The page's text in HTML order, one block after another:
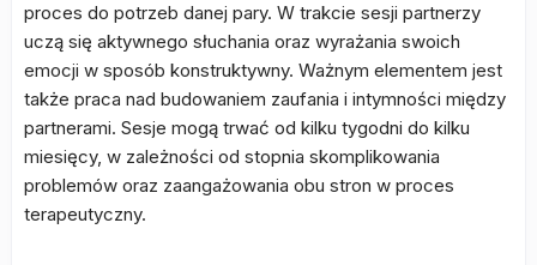
proces do potrzeb danej pary. W trakcie sesji partnerzy
uczą się aktywnego słuchania oraz wyrażania swoich
emocji w sposób konstruktywny. Ważnym elementem jest
także praca nad budowaniem zaufania i intymności między
partnerami. Sesje mogą trwać od kilku tygodni do kilku
miesięcy, w zależności od stopnia skomplikowania
problemów oraz zaangażowania obu stron w proces
terapeutyczny.